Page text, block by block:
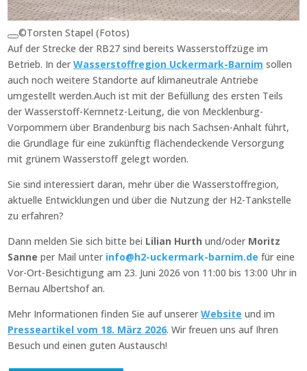
©Torsten Stapel (Fotos)
Auf der Strecke der RB27 sind bereits Wasserstoffzüge im
Betrieb. In derWasserstoffregion Uckermark-Barnim sollen
auch noch weitere Standorte auf klimaneutrale Antriebe
umgestellt werden.Auch ist mit der Befüllung des ersten Teils
der Wasserstoff-Kernnetz-Leitung, die von Mecklenburg-
Vorpommern über Brandenburg bis nach Sachsen-Anhalt führt,
die Grundlage für eine zukünftig flächendeckende Versorgung
mit grünem Wasserstoff gelegt worden.
Sie sind interessiert daran, mehr über die Wasserstoffregion,
aktuelle Entwicklungen und über die Nutzung der H2-Tankstelle
zu erfahren?
Dann melden Sie sich bitte bei Lilian Hurthund/oder Moritz
Sanne per Mail unter info@h2-uckermark-barnim.de für eine
Vor-Ort-Besichtigung am 23. Juni 2026 von 11:00 bis 13:00 Uhr in
Bernau Albertshof an.
Mehr Informationen finden Sie auf unsererWebsite und im
Presseartikel vom 18. März 2026. Wir freuen uns auf Ihren
Besuch und einen guten Austausch!